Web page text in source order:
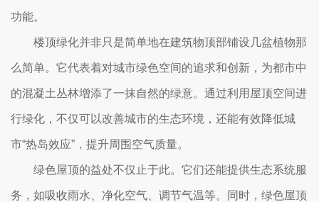
功能。
楼顶绿化并非只是简单地在建筑物顶部铺设几盆植物那
么简单。它代表着对城市绿色空间的追求和创新，为都市中
的混凝土丛林增添了一抹自然的绿意。通过利用屋顶空间进
行绿化，不仅可以改善城市的生态环境，还能有效降低城
市“热岛效应”，提升周围空气质量。
绿色屋顶的益处不仅止于此。它们还能提供生态系统服
务，如吸收雨水、净化空气、调节气温等。同时，绿色屋顶